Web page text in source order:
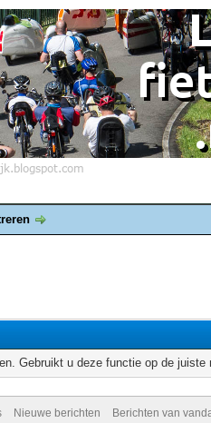
Gebruikt u deze functie op de juiste
Nieuwe berichten Berichten van